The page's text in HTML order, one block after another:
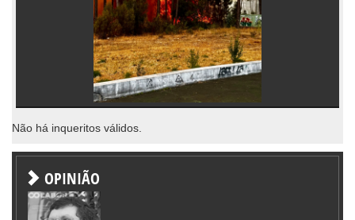
Não há inqueritos válidos.
OPINIÃO